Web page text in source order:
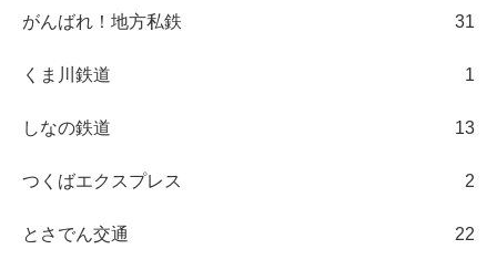
がんばれ！地方私鉄 31
くま川鉄道 1
しなの鉄道 13
つくばエクスプレス 2
とさでん交通 22